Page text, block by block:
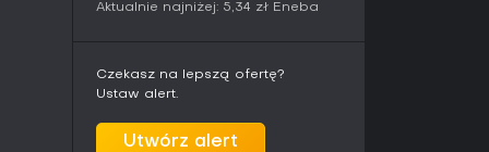
skoncentrowane, zamknięte doświadczenie
Aktualnie najniżej: 5,34 zł Eneba
Czekasz na lepszą ofertę?
Ustaw alert.
Utwórz alert